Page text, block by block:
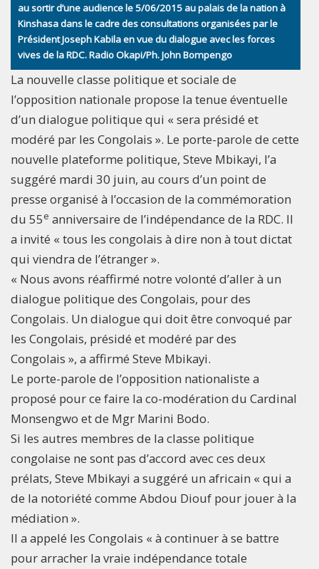
au sortir d’une audience le 5/06/2015 au palais de la nation à
Kinshasa dans le cadre des consultations organisées par le
Président Joseph Kabila en vue du dialogue avec les forces
vives de la RDC. Radio Okapi/Ph. John Bompengo
La nouvelle classe politique et sociale de
l’opposition nationale propose la tenue éventuelle
d’un dialogue politique qui « sera présidé et
modéré par les Congolais ». Le porte-parole de cette
nouvelle plateforme politique, Steve Mbikayi, l’a
suggéré mardi 30 juin, au cours d’un point de
presse organisé à l’occasion de la commémoration
du 55e anniversaire de l’indépendance de la RDC. Il
a invité « tous les congolais à dire non à tout dictat
qui viendra de l’étranger ».
« Nous avons réaffirmé notre volonté d’aller à un
dialogue politique des Congolais, pour des
Congolais. Un dialogue qui doit être convoqué par
les Congolais, présidé et modéré par des
Congolais », a affirmé Steve Mbikayi.
Le porte-parole de l’opposition nationaliste a
proposé pour ce faire la co-modération du Cardinal
Monsengwo et de Mgr Marini Bodo.
Si les autres membres de la classe politique
congolaise ne sont pas d’accord avec ces deux
prélats, Steve Mbikayi a suggéré un africain « qui a
de la notoriété comme Abdou Diouf pour jouer à la
médiation ».
Il a appelé les Congolais « à continuer à se battre
pour arracher la vraie indépendance totale